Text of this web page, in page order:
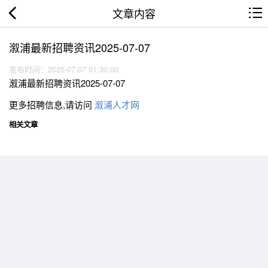
文章内容
溆浦最新招聘资讯2025-07-07
发布时间：2025-07-07 01:30:03
溆浦最新招聘资讯2025-07-07
更多招聘信息,请访问 溆浦人才网
相关文章